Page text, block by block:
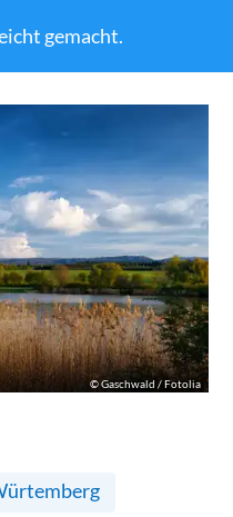
gemacht.
©Gaschwald / Fotolia